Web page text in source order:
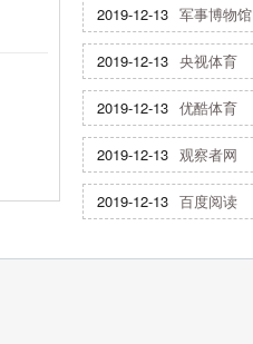
2019-12-13 军事博物馆
2019-12-13 央视体育
2019-12-13 优酷体育
2019-12-13 观察者网
2019-12-13 百度阅读